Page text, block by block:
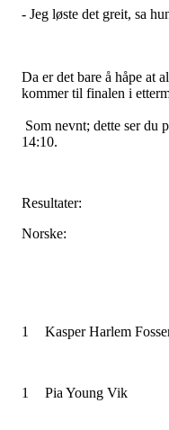
- Jeg løste det greit, sa
Da er det bare å håpe at
kommer til finalen i
Som nevnt; dette ser du
14:10.
Resultater:
Norske:
1 Kasper Harlem
1 Pia Young Vik